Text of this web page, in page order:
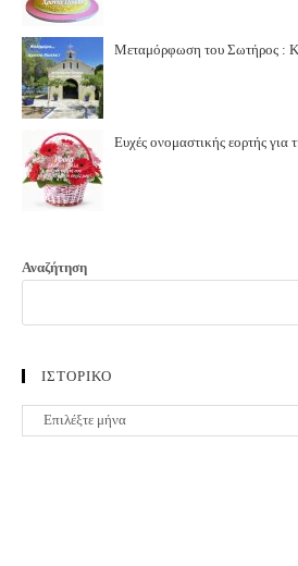
Μεταμόρφωση του Σωτήρος :
Ευχές ονομαστικής εορτής για
Αναζήτηση
ΙΣΤΟΡΙΚΟ
ΙΣΤΟΡΙΚΟ